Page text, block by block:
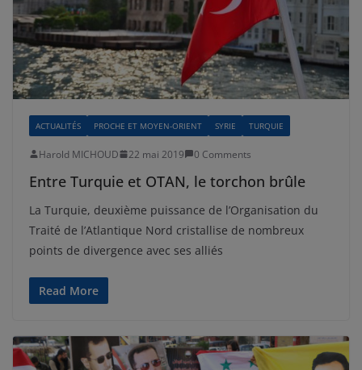
ACTUALITÉS PROCHE ET MOYEN-ORIENT SYRIE TURQUIE
Harold MICHOUD 22 mai 2019 0 Comments
Entre Turquie et OTAN, le torchon brûle
La Turquie, deuxième puissance de l’Organisation du
Traité de l’Atlantique Nord cristallise de nombreux
points de divergence avec ses alliés
Read More